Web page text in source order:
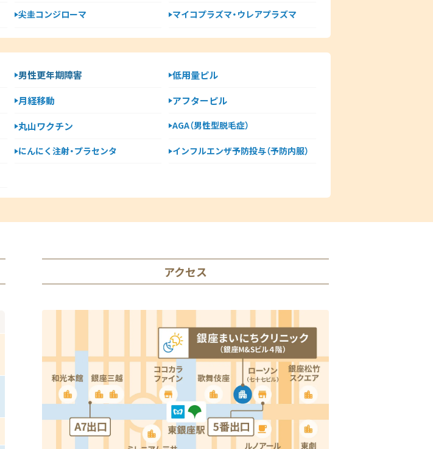
尖圭コンジローマ マイコプラズマ・ウレアプラズマ
男性更年期障害
低用量ピル
月経移動
アフターピル
丸山ワクチン AGA（男性型脱毛症）
にんにく注射・プラセンタ
インフルエンザ予防投与（予防内服）
アクセス